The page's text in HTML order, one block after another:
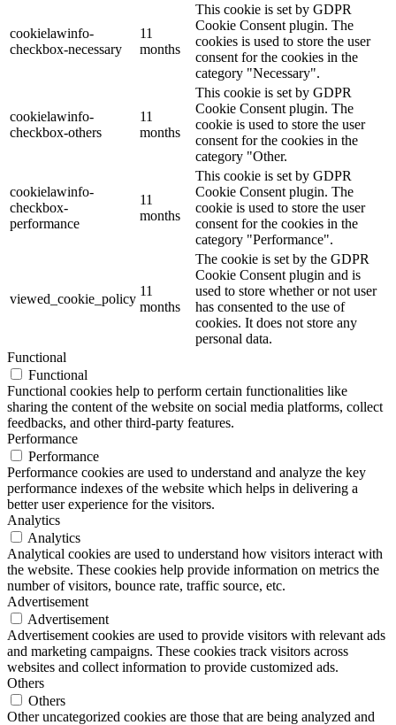
cookielawinfo-
checkbox-necessary
11
months
This cookie is set by GDPR
Cookie Consent plugin. The
cookies is used to store the user
consent for the cookies in the
category "Necessary".
cookielawinfo-
checkbox-others
11
months
This cookie is set by GDPR
Cookie Consent plugin. The
cookie is used to store the user
consent for the cookies in the
category "Other.
cookielawinfo-
checkbox-
performance
11
months
This cookie is set by GDPR
Cookie Consent plugin. The
cookie is used to store the user
consent for the cookies in the
category "Performance".
viewed_cookie_policy
11
months
The cookie is set by the GDPR
Cookie Consent plugin and is
used to store whether or not user
has consented to the use of
cookies. It does not store any
personal data.
Functional
Functional
Functional cookies help to perform certain functionalities like
sharing the content of the website on social media platforms, collect
feedbacks, and other third-party features.
Performance
Performance
Performance cookies are used to understand and analyze the key
performance indexes of the website which helps in delivering a
better user experience for the visitors.
Analytics
Analytics
Analytical cookies are used to understand how visitors interact with
the website. These cookies help provide information on metrics the
number of visitors, bounce rate, traffic source, etc.
Advertisement
Advertisement
Advertisement cookies are used to provide visitors with relevant ads
and marketing campaigns. These cookies track visitors across
websites and collect information to provide customized ads.
Others
Others
Other uncategorized cookies are those that are being analyzed and